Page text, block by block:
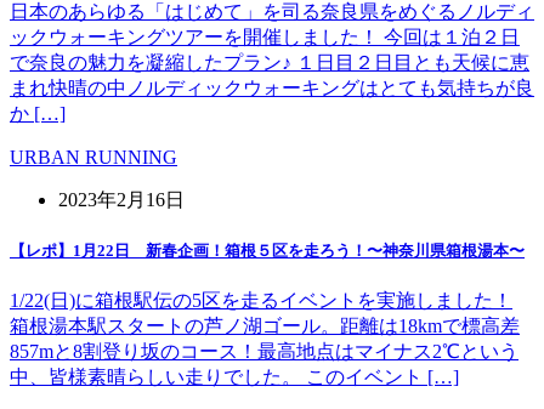
日本のあらゆる「はじめて」を司る奈良県をめぐるノルディ
ックウォーキングツアーを開催しました！ 今回は１泊２日
で奈良の魅力を凝縮したプラン♪ １日目２日目とも天候に恵
まれ快晴の中ノルディックウォーキングはとても気持ちが良
か […]
URBAN RUNNING
2023年2月16日
【レポ】1月22日 新春企画！箱根５区を走ろう！〜神奈川県箱根湯本〜
1/22(日)に箱根駅伝の5区を走るイベントを実施しました！
箱根湯本駅スタートの芦ノ湖ゴール。距離は18kmで標高差
857mと8割登り坂のコース！最高地点はマイナス2℃という
中、皆様素晴らしい走りでした。 このイベント […]